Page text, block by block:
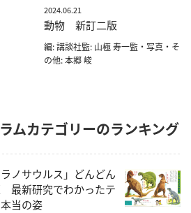
2024.06.21
動物 新訂二版
編: 講談社監: 山極 寿一監・写真・そ
の他: 本郷 峻
ムカテゴリーのランキング
ノサウルス」どんどん
最新研究でわかったテ
当の姿